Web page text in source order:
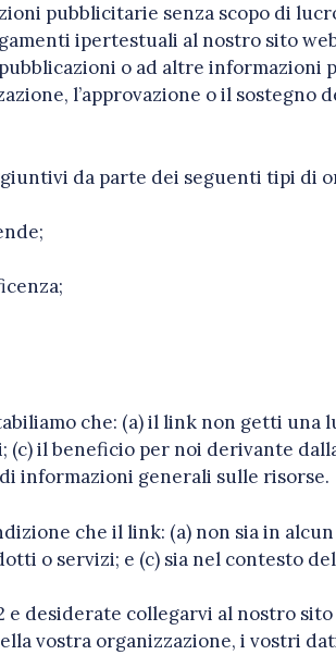
pubblicitarie senza scopo di
ipertestuali al nostro sito
o ad altre informazioni
l’approvazione o il
da parte dei seguenti tipi di
che: (a) il link non getti
(c) il beneficio per noi derivante
informazioni generali sulle risorse.
che il link: (a) non sia in
o servizi; e (c) sia nel contesto
desiderate collegarvi al nostro
vostra organizzazione, i vostri